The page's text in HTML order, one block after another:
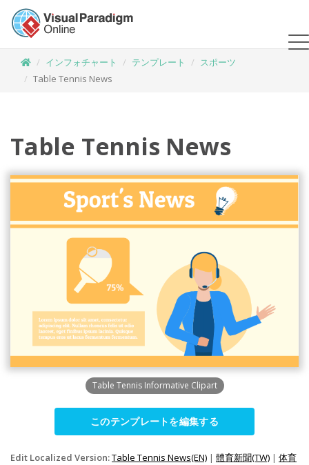
インフォチャート テンプレート
スポーツ
Table Tennis News
Table Tennis News
Table Tennis Informative Clipart
このテンプレートを編集する
Edit Localized Version:Table Tennis News(EN) | 體育新聞(TW) | 体育